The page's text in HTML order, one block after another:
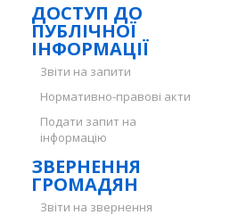
ДОСТУП ДО
ПУБЛІЧНОЇ
ІНФОРМАЦІЇ
Звіти на запити
Нормативно-правові акти
Подати запит на
інформацію
ЗВЕРНЕННЯ
ГРОМАДЯН
Звіти на звернення